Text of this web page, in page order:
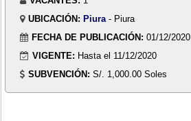
UBICACIÓN: Piura - Piura
FECHA DE PUBLICACIÓN: 01/12/2020
VIGENTE: Hasta el 11/12/2020
SUBVENCIÓN: S/. 1,000.00 Soles